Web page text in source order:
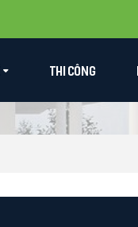
THI CÔNG